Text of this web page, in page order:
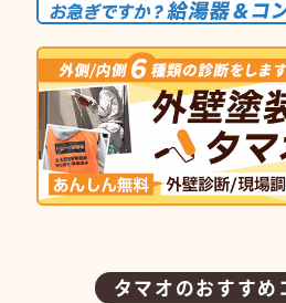
タマオのおすすめ